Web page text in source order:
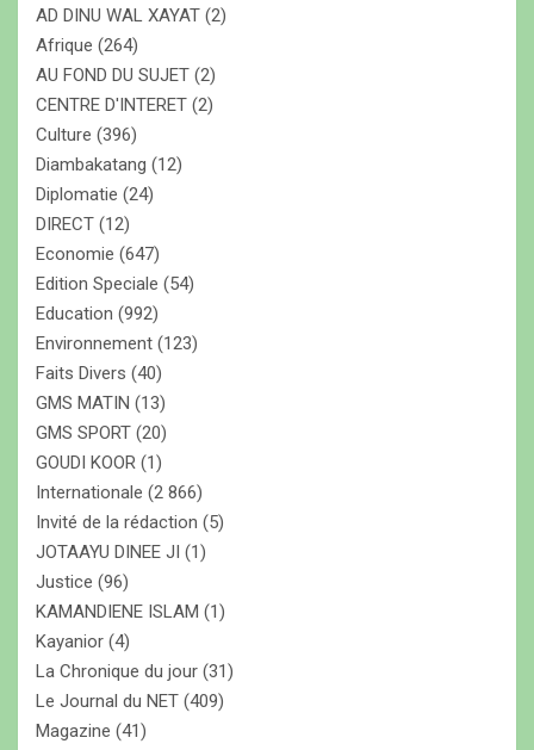
e
r
AD DINU WAL XAYAT (2)
Afrique (264)
AU FOND DU SUJET (2)
CENTRE D'INTERET (2)
Culture (396)
Diambakatang (12)
Diplomatie (24)
DIRECT (12)
Economie (647)
Edition Speciale (54)
Education (992)
Environnement (123)
Faits Divers (40)
GMS MATIN (13)
GMS SPORT (20)
GOUDI KOOR (1)
Internationale (2 866)
Invité de la rédaction (5)
JOTAAYU DINEE JI (1)
Justice (96)
KAMANDIENE ISLAM (1)
Kayanior (4)
La Chronique du jour (31)
Le Journal du NET (409)
Magazine (41)